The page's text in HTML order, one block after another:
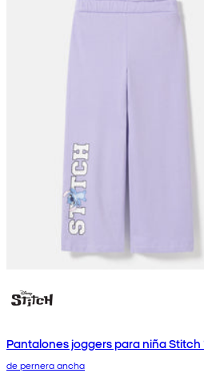
Pantalones joggers para niña Stitch
de pernera ancha